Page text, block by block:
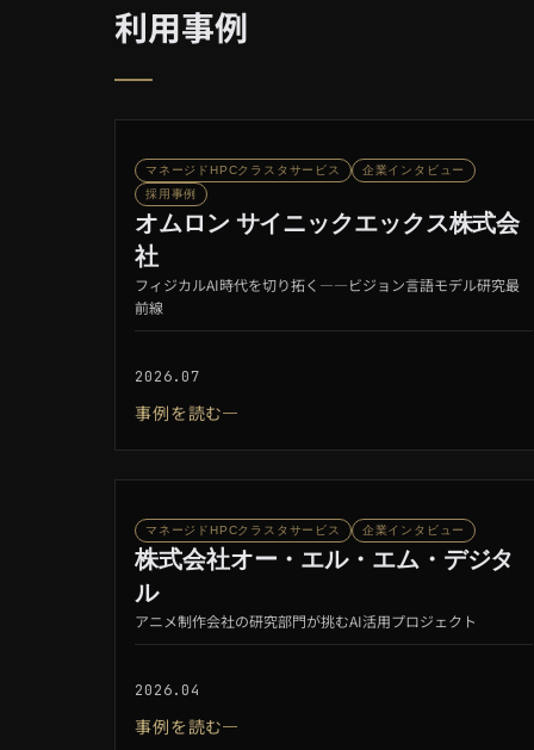
利用事例
マネージドHPCクラスタサービス
企業インタビュー
採用事例
オムロン サイニックエックス株式会
社
フィジカルAI時代を切り拓く――ビジョン言語モデル研究最
前線
2026.07
事例を読む
マネージドHPCクラスタサービス 企業インタビュー
株式会社オー・エル・エム・デジタ
ル
アニメ制作会社の研究部門が挑むAI活用プロジェクト
2026.04
事例を読む